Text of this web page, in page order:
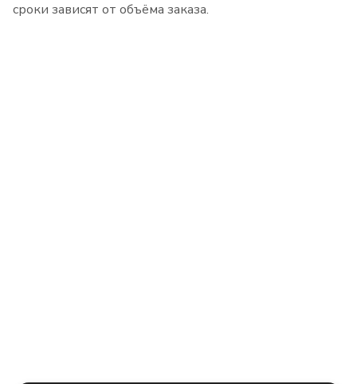
сроки зависят от объёма заказа.